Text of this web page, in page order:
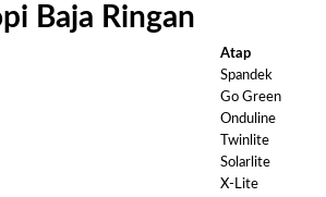
Baja Ringan
Atap
Spandek
Go Green
Onduline
Twinlite
Solarlite
X-Lite